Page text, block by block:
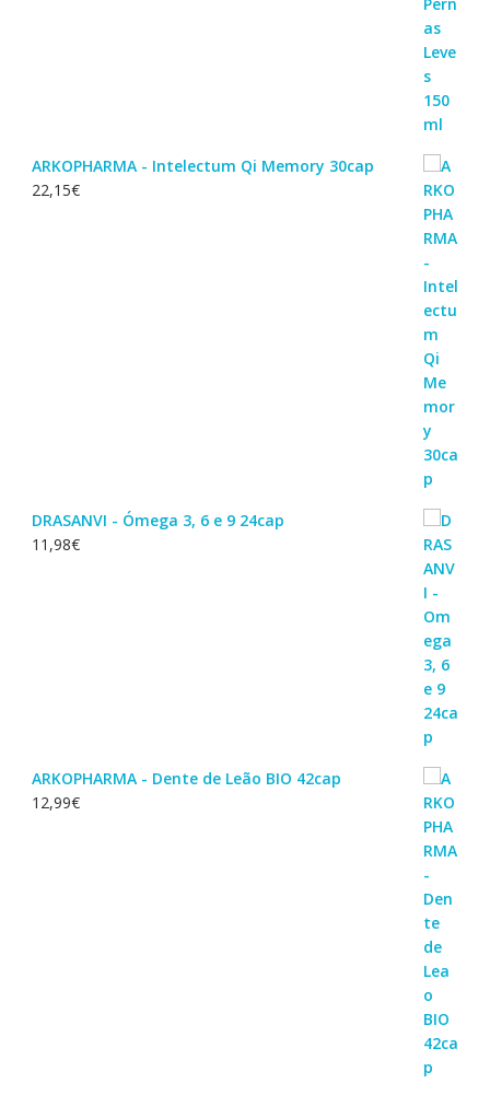
ARKOPHARMA - Intelectum Qi Memory 30cap
22,15€
DRASANVI - Ómega 3, 6 e 9 24cap
11,98€
ARKOPHARMA - Dente de Leão BIO 42cap
12,99€